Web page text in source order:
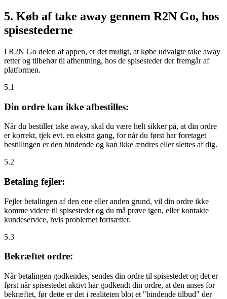
5. Køb af take away gennem R2N Go, hos
spisestederne
I R2N Go delen af appen, er det muligt, at købe udvalgte take away
retter og tilbehør til afhentning, hos de spisesteder der fremgår af
platformen.
5.1
Din ordre kan ikke afbestilles:
Når du bestiller take away, skal du være helt sikker på, at din ordre
er korrekt, tjek evt. en ekstra gang, for når du først har foretaget
bestillingen er den bindende og kan ikke ændres eller slettes af dig.
5.2
Betaling fejler:
Fejler betalingen af den ene eller anden grund, vil din ordre ikke
komme videre til spisestedet og du må prøve igen, eller kontakte
kundeservice, hvis problemet fortsætter.
5.3
Bekræftet ordre:
Når betalingen godkendes, sendes din ordre til spisestedet og det er
først når spisestedet aktivt har godkendt din ordre, at den anses for
bekræftet, før dette er det i realiteten blot et "bindende tilbud" der